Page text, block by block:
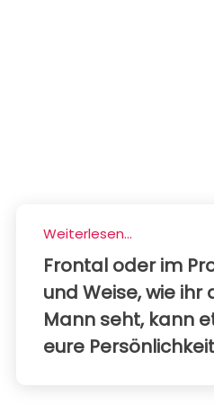
Weiterlesen...
Frontal oder im
und Weise, wie ihr
Mann seht, kann
eure